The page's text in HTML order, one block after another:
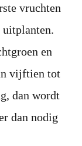
vruchten
uitplanten.
en
vijftien tot
dan wordt
dan nodig